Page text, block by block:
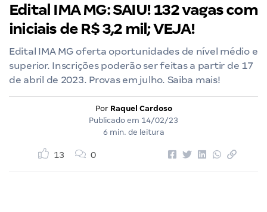
Edital IMA MG: SAIU! 132 vagas com
iniciais de R$ 3,2 mil; VEJA!
Edital IMA MG oferta oportunidades de nível médio e
superior. Inscrições poderão ser feitas a partir de 17
de abril de 2023. Provas em julho. Saiba mais!
Por Raquel Cardoso
Publicado em 14/02/23
6 min. de leitura
13 0